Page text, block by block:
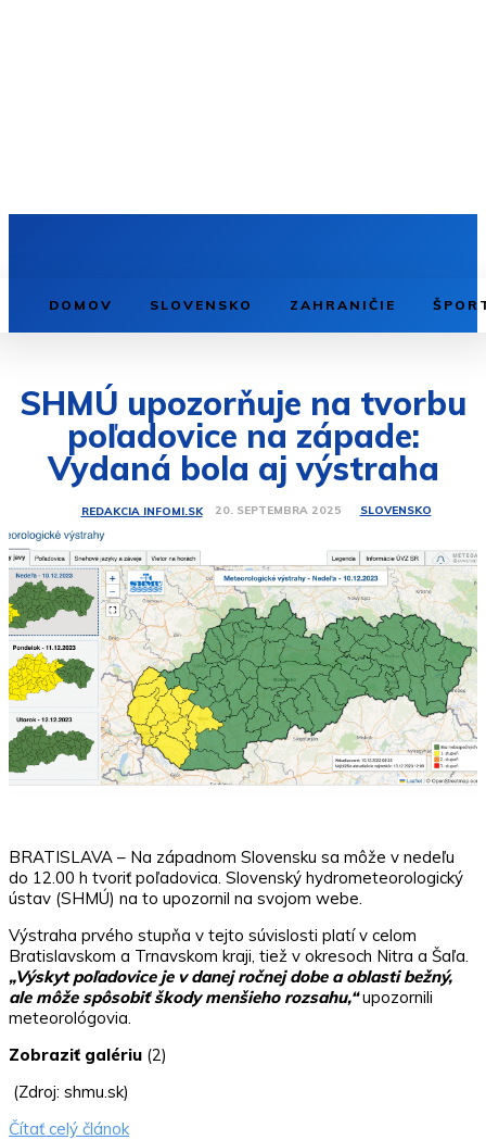
DOMOV SLOVENSKO ZAHRANIČIE
SHMÚ upozorňuje na tvorbu
poľadovice na západe:
Vydaná bola aj výstraha
REDAKCIA INFOMI.SK 20. SEPTEMBRA 2025 SLOVENSKO
BRATISLAVA – Na západnom Slovensku sa môže v nedeľu
do 12.00 h tvoriť poľadovica. Slovenský hydrometeorologický
ústav (SHMÚ) na to upozornil na svojom webe.
Výstraha prvého stupňa v tejto súvislosti platí v celom
Bratislavskom a Trnavskom kraji, tiež v okresoch Nitra a Šaľa.
„Výskyt poľadovice je v danej ročnej dobe a oblasti bežný,
ale môže spôsobiť škody menšieho rozsahu,“upozornili
meteorológovia.
Zobraziť galériu (2)
(Zdroj: shmu.sk)
Čítať celý článok